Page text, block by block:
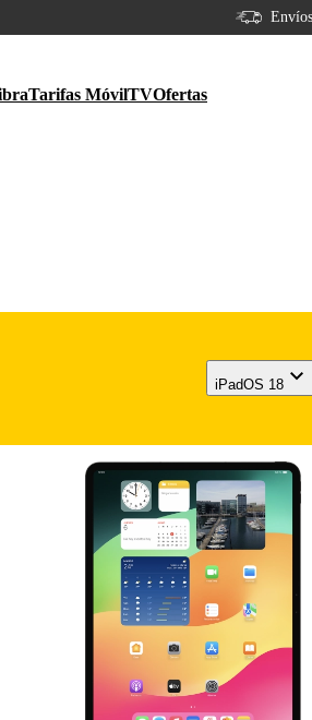
Envíos
Tarifas MóvilTVOfertas
iPadOS 18